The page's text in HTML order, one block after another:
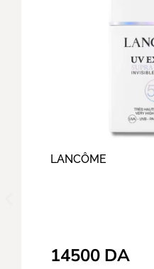
LANCÔME
14500 DA